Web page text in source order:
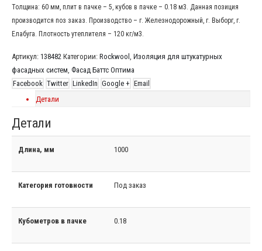
Толщина: 60 мм, плит в пачке – 5, кубов в пачке – 0.18 м3. Данная позиция
производится поз заказ. Производство – г. Железнодорожный, г. Выборг, г.
Елабуга. Плотность утеплителя – 120 кг/м3.
Артикул: 138482 Категории: Rockwool Изоляция для штукатурных
фасадных систем Фасад Баттс Оптима
Facebook Twitter LinkedIn Google + Email
Детали
Детали
Длина, мм 1000
Категория готовности Под заказ
Кубометров в пачке 0.18